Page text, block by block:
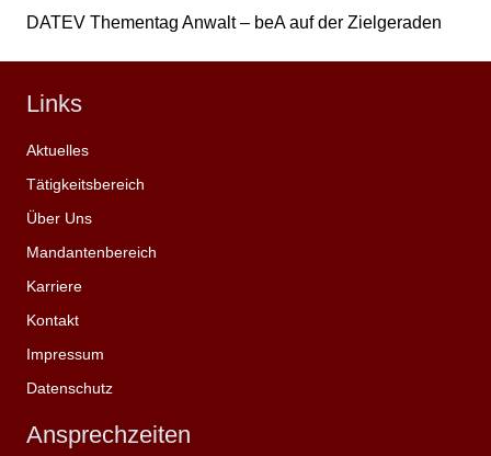
DATEV Thementag Anwalt – beA auf der Zielgeraden
Links
Aktuelles
Tätigkeitsbereich
Über Uns
Mandantenbereich
Karriere
Kontakt
Impressum
Datenschutz
Ansprechzeiten